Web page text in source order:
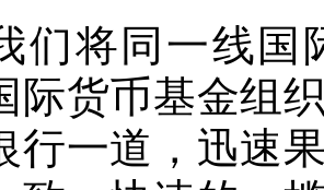
将同一线国
际货币基金组
行一道，迅速